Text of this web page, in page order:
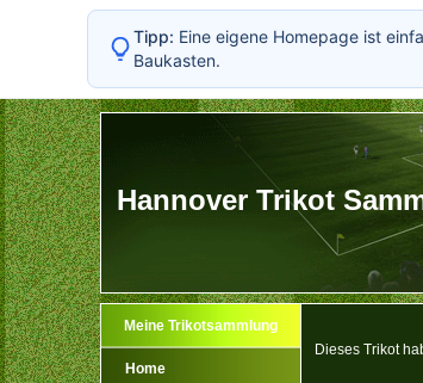
Hannover Trikot
Meine Trikotsammlung
Home
Dieses Trikot
Tipp: Eine eigene Homepage ist
Baukasten.